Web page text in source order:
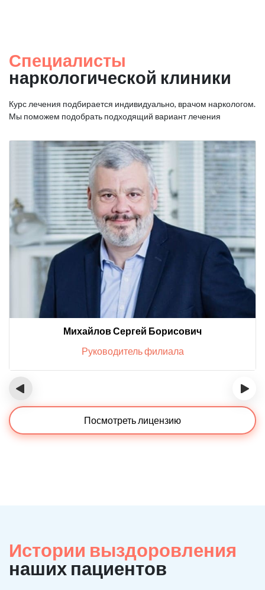
Специалисты
наркологической клиники
Курс лечения подбирается индивидуально, врачом наркологом.
Мы поможем подобрать подходящий вариант лечения
Михайлов Сергей Борисович
Руководитель филиала
‹ ›
Посмотреть лицензию
Истории выздоровления
наших пациентов